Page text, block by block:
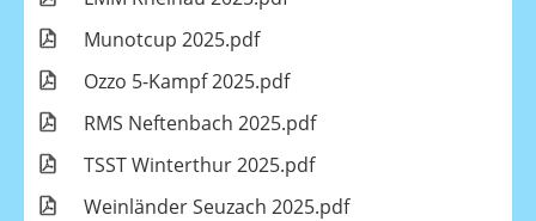
Munotcup 2025.pdf
Ozzo 5-Kampf 2025.pdf
RMS Neftenbach 2025.pdf
TSST Winterthur 2025.pdf
Weinländer Seuzach 2025.pdf